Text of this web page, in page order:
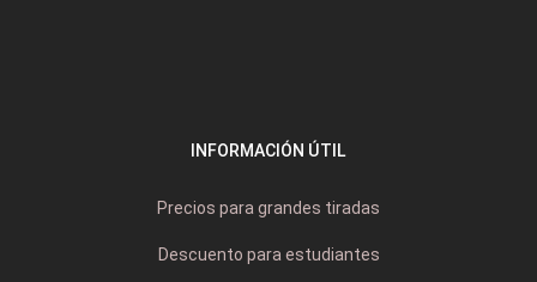
INFORMACIÓN ÚTIL
Precios para grandes tiradas
Descuento para estudiantes